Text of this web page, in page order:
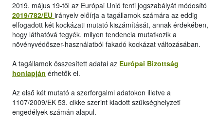
2019. május 19-től az Európai Unió fenti jogszabályát módosító
2019/782/EU irányelv előírja a tagállamok számára az eddig
elfogadott két kockázati mutató kiszámítását, annak érdekében,
hogy láthatóvá tegyék, milyen tendencia mutatkozik a
növényvédőszer-használatból fakadó kockázat változásában.
A tagállamok összesített adatai az Európai Bizottság
honlapján érhetők el.
Az első két mutató a szerforgalmi adatokon illetve a
1107/2009/EK 53. cikke szerint kiadott szükséghelyzeti
engedélyek számán alapul.